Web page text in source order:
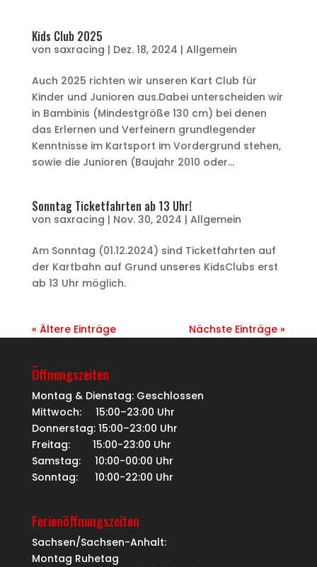
Kids Club 2025
von saxracing | Dez. 18, 2024 | Allgemein
Auch 2025 richten wir unseren Kart Club für
Kinder und Junioren aus.Dabei unterscheiden wir
in Bambinis (Mindestgröße 130 cm) bei denen
das Erlernen und Verfeinern grundlegender
Kenntnisse im Kartsport im Vordergrund stehen,
sowie die Junioren (Baujahr 2010 oder...
Sonntag Ticketfahrten ab 13 Uhr!
von saxracing | Nov. 30, 2024 | Allgemein
Am Sonntag (01.12.2024) sind Ticketfahrten auf
der Kartbahn auf Grund unseres KidsClubs erst
ab 13 Uhr möglich.
« Ältere Einträge Nächste Einträge »
Öffnungszeiten
Montag & Dienstag: Geschlossen
Mittwoch: 15:00–23:00 Uhr
Donnerstag: 15:00–23:00 Uhr
Freitag: 15:00-23:00 Uhr
Samstag: 10:00-00:00 Uhr
Sonntag: 10:00-22:00 Uhr
Ferienöffnungszeiten
Sachsen/Sachsen-Anhalt:
Montag Ruhetag